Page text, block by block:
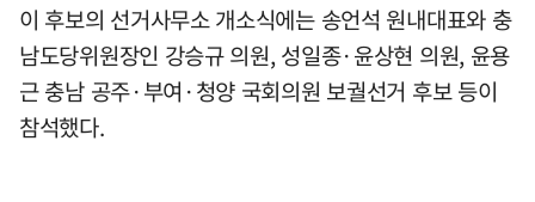
이 후보의 선거사무소 개소식에는 송언석 원내대표와 충
남도당위원장인 강승규 의원, 성일종·윤상현 의원, 윤용
근 충남 공주·부여·청양 국회의원 보궐선거 후보 등이
참석했다.